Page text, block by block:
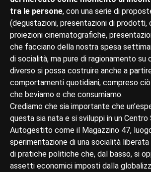
tra le persone, con una serie di
(degustazioni, presentazioni di prodotti,
proiezioni cinematografiche,
che facciano della nostra spesa
di socialità, ma pure di ragionamento su
diverso si possa costruire anche a
comportamenti quotidiani, compreso
che beviamo e che consumiamo.
Crediamo che sia importante che
questa sia nata e si sviluppi in un Centro
Autogestito come il Magazzino 47,
sperimentazione di una socialità
di pratiche politiche che, dal basso, si
assetti economici imposti dalla